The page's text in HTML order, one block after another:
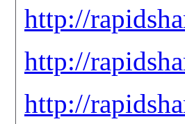
http://
http://
http://